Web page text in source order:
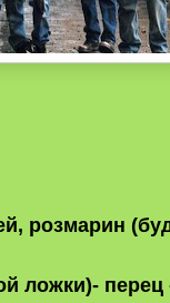
розмарин
ложки)-